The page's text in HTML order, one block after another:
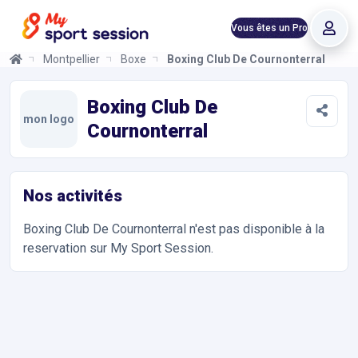
Vous êtes un Pro
Montpellier Boxe Boxing Club De Cournonterral
mon logo
Boxing Club De
Cournonterral
Nos activités
Boxing Club De Cournonterral n'est pas disponible à la
reservation sur My Sport Session.